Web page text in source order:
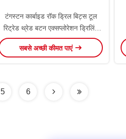
टंगस्टन कार्बाइड रॉक ड्रिल बिट्स टूल
रिट्रेड थ्रेड बटन एक्सप्लोरेशन ड्रिलिंग
ड्रिलिंग बिट्स
सबसे अच्छी कीमत पाएं
5 6